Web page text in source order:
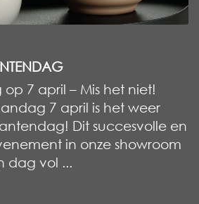
7 april – Mis het niet!
7 april is het weer
Dit succesvolle en
in onze showroom
dag vol ...